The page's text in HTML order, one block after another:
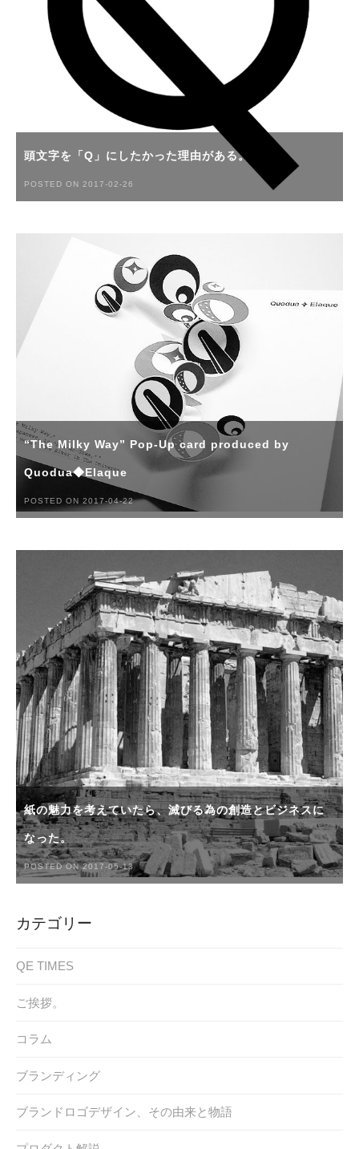
頭文字を「Q」にしたかった理由がある。
POSTED ON 2017-02-26
“The Milky Way” Pop-Up card produced by
Quodua◆Elaque
POSTED ON 2017-04-22
紙の魅力を考えていたら、滅びる為の創造とビジネスに
なった。
POSTED ON 2017-05-13
カテゴリー
QE TIMES
ご挨拶。
コラム
ブランディング
ブランドロゴデザイン、その由来と物語